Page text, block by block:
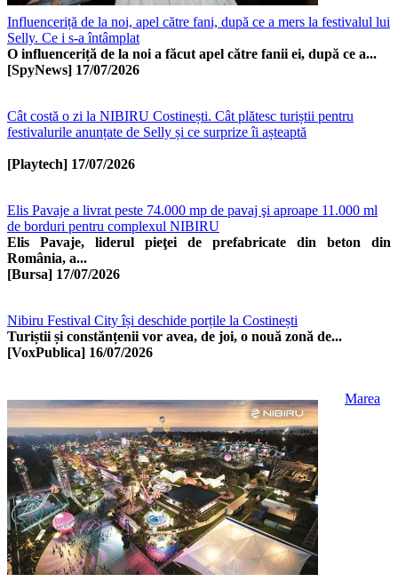
Influenceriță de la noi, apel către fani, după ce a mers la festivalul lui
Selly. Ce i s-a întâmplat
O influenceriță de la noi a făcut apel către fanii ei, după ce a...
[SpyNews] 17/07/2026
Cât costă o zi la NIBIRU Costinești. Cât plătesc turiștii pentru
festivalurile anunțate de Selly și ce surprize îi așteaptă
[Playtech] 17/07/2026
Elis Pavaje a livrat peste 74.000 mp de pavaj şi aproape 11.000 ml
de borduri pentru complexul NIBIRU
Elis Pavaje, liderul pieţei de prefabricate din beton din
România, a...
[Bursa] 17/07/2026
Nibiru Festival City își deschide porțile la Costinești
Turiștii și constănțenii vor avea, de joi, o nouă zonă de...
[VoxPublica] 16/07/2026
Marea